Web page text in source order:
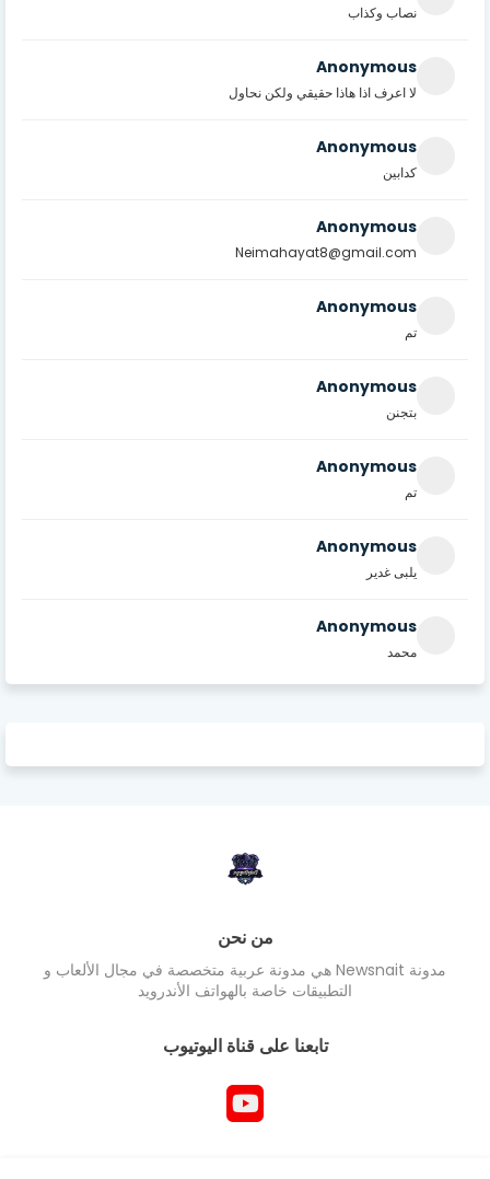
نصاب وكذاب
Anonymous
لا اعرف اذا هاذا حقيقي ولكن نحاول
Anonymous
كدابين
Anonymous
Neimahayat8@gmail.com
Anonymous
تم
Anonymous
بتجنن
Anonymous
تم
Anonymous
يلبى غدير
Anonymous
محمد
من نحن
مدونة Newsnait هي مدونة عربية متخصصة في مجال الألعاب و
التطبيقات خاصة بالهواتف الأندرويد
تابعنا على قناة اليوتيوب